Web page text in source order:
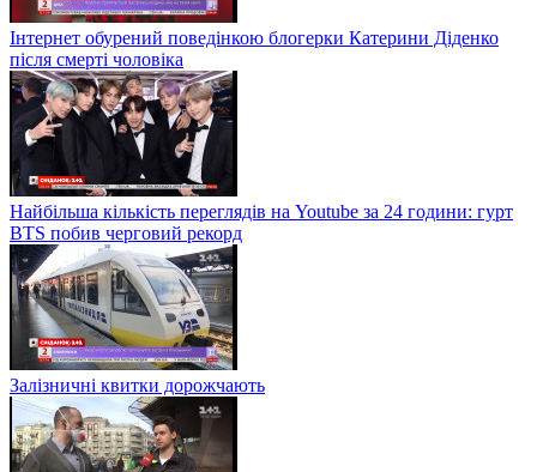
Інтернет обурений поведінкою блогерки Катерини Діденко
після смерті чоловіка
Найбільша кількість переглядів на Youtube за 24 години: гурт
BTS побив черговий рекорд
Залізничні квитки дорожчають